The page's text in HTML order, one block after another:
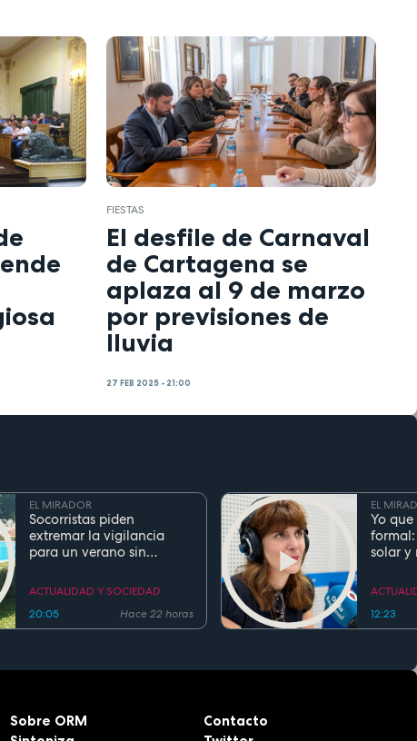
FIESTAS
El desfile de Carnaval
de Cartagena se
aplaza al 9 de marzo
por previsiones de
lluvia
27 FEB 2025 - 21:00
EL MIRADOR
Socorristas piden
extremar la vigilancia
para un verano sin
regla de los 5 segundos
ACTUALIDAD Y SOCIEDAD
20:05
Hace 22 horas
EL
Yo
solar y
12:23
Sobre ORM
Contacto